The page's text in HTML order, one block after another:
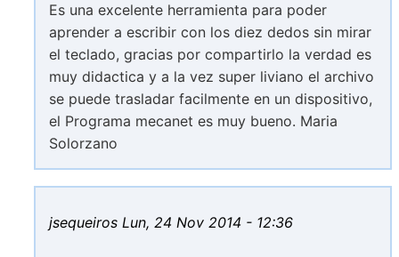
Es una excelente herramienta para poder
aprender a escribir con los diez dedos sin mirar
el teclado, gracias por compartirlo la verdad es
muy didactica y a la vez super liviano el archivo
se puede trasladar facilmente en un dispositivo,
el Programa mecanet es muy bueno. Maria
Solorzano
jsequeiros Lun, 24 Nov 2014 - 12:36